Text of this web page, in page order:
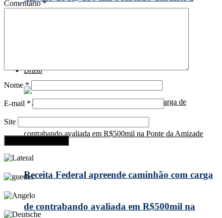
Brasil
Receita Federal apreende caminhão com carga
de contrabando avaliada em R$500mil na
Comentário*
Nome*
E-mail *
Site